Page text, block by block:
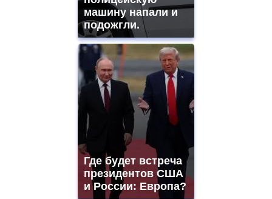
машину напали и
подожгли.
Где будет встреча
президентов США
и России: Европа?